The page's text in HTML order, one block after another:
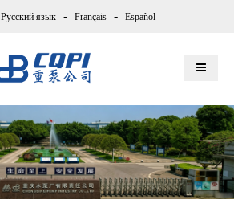
Русский язык - Français - Español